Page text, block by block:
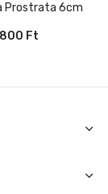
Prostrata 6cm
Ft